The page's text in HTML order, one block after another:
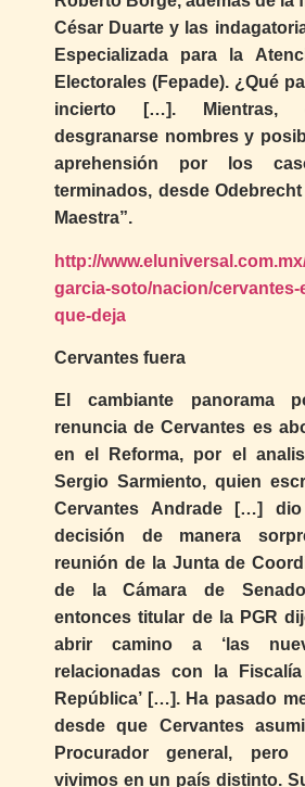
César Duarte y las
Especializada para la
Electorales (Fepade). ¿Qué
incierto […]. Mientras,
desgranarse nombres y
aprehensión por los
terminados, desde
Maestra”.
http://
garcia-soto/nacion/cervantes-
que-deja
Cervantes fuera
El cambiante panorama
renuncia de Cervantes es
en el Reforma, por el
Sergio Sarmiento, quien
Cervantes Andrade […]
decisión de manera
reunión de la Junta de
de la Cámara de
entonces titular de la PGR
abrir camino a ‘las
relacionadas con la
República’ […]. Ha pasado
desde que Cervantes
Procurador general, pero
vivimos en un país distinto.